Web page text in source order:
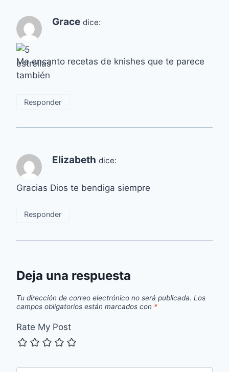
Grace dice:
Me encanto recetas de knishes que te parece
también
Responder
Elizabeth dice:
Gracias Dios te bendiga siempre
Responder
Deja una respuesta
Tu dirección de correo electrónico no será publicada. Los
campos obligatorios están marcados con *
Rate My Post